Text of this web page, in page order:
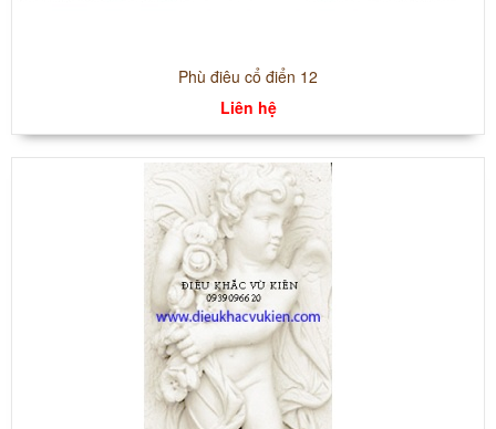
Phù điêu cổ điển 12
Liên hệ